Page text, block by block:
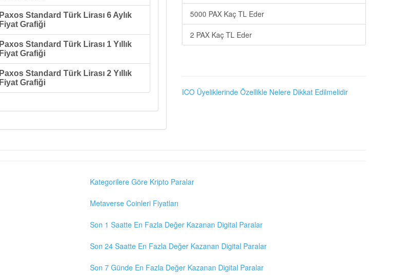
Paxos Standard Türk Lirası 6 Aylık
Fiyat Grafiği
Paxos Standard Türk Lirası 1 Yıllık
Fiyat Grafiği
Paxos Standard Türk Lirası 2 Yıllık
Fiyat Grafiği
5000 PAX Kaç TL Eder
2 PAX Kaç TL Eder
ICO Üyeliklerinde Özellikle Nelere Dikkat Edilmelidir
Kategorilere Göre Kripto Paralar
Metaverse Coinleri Fiyatları
Son 1 Saatte En Fazla Değer Kazanan Digital Paralar
Son 24 Saatte En Fazla Değer Kazanan Digital Paralar
Son 7 Günde En Fazla Değer Kazanan Digital Paralar